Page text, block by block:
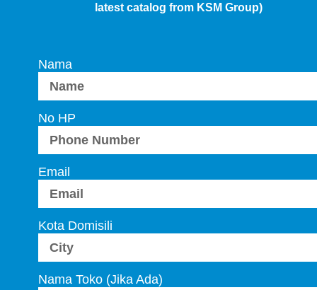
latest catalog from KSM Group)
Nama
No HP
Email
Kota Domisili
Nama Toko (Jika Ada)